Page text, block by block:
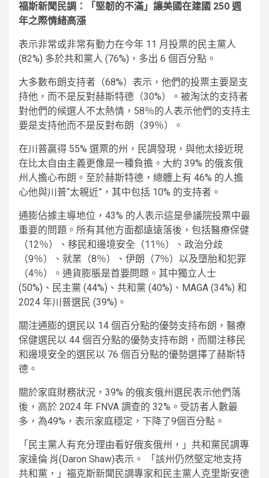
福斯新聞民調：「堅韌的不滿」讓美國在建國 250 週
年之際情緒高漲
表示非常或非常有動力在今年 11 月投票的民主黨人
(82%) 多於共和黨人 (76%)，多出 6 個百分點。
大多數布朗支持者（68%）表示，他們的投票主要是支
持他，而不是反對赫斯特德（30%）。被淘汰的支持者
對他們的候選人不太熱情，58％的人表示他們的支持主
要是支持他而不是反對布朗（39％）。
在川普贏得 55% 選票的州，民調發現，與他太接近現
在比太自由主義更像是一種負擔。大約 39% 的俄亥俄
州人擔心布朗。至於赫斯特德，總體上有 46% 的人擔
心他與川普“太親近”，其中包括 10% 的支持者。
通膨佔據主導地位，43% 的人表示這是參議院投票中最
重要的問題。所有其他方面都遠遠落後，包括醫療保健
（12％）、移民和邊境安全（11％）、政治分歧
（9％）、就業（8％）、伊朗（7％）以及墮胎和犯罪
（4％）。通貨膨脹是首要問題。其中獨立人士
(50%)、民主黨 (44%)、共和黨 (40%)、MAGA (34%) 和
2024 年川普選民 (39%)。
關注通膨的選民以 14 個百分點的優勢支持布朗，醫療
保健選民以 44 個百分點的優勢支持布朗，而關注移民
和邊境安全的選民以 76 個百分點的優勢選擇了赫斯特
德。
關於家庭財務狀況，39% 的俄亥俄州選民表示他們落
後，高於 2024 年 FNVA 調查的 32%。受訪者人數最
多，為49%，表示家庭穩定，下降了9個百分點。
「民主黨人有充分理由看好俄亥俄州，」共和黨民調專
家達倫·肖(Daron Shaw)表示。 「該州仍然堅定地支持
共和黨，」福克斯新聞民調專家和民主黨人克里斯安德